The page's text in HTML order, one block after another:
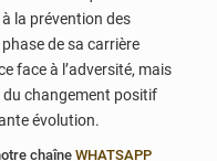
la prévention des
de sa carrière
face à l’adversité, mais
changement positif
évolution.
chaîne WHATSAPP